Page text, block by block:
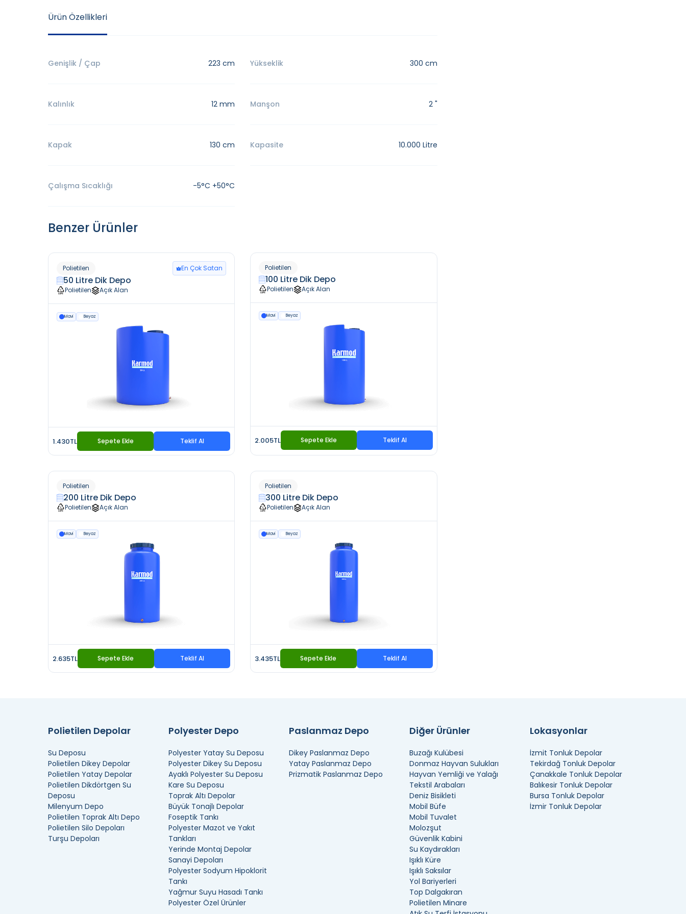
Ürün Özellikleri
Genişlik / Çap 223 cm Yükseklik 300 cm
Kalınlık 12 mm Manşon 2 "
Kapak 130 cm Kapasite 10.000 Litre
Çalışma Sıcaklığı -5°C +50°C
Benzer Ürünler
Polietilen En Çok Satan
50 Litre Dik Depo
Polietilen Açık Alan
Mavi Beyaz
1.430TL Sepete Ekle Teklif Al
Polietilen
100 Litre Dik Depo
Polietilen Açık Alan
Mavi Beyaz
2.005TL Sepete Ekle Teklif Al
Polietilen
200 Litre Dik Depo
Polietilen Açık Alan
Mavi Beyaz
2.635TL Sepete Ekle Teklif Al
Polietilen
300 Litre Dik Depo
Polietilen Açık Alan
Mavi Beyaz
3.435TL Sepete Ekle Teklif Al
Polietilen Depolar
Su Deposu
Polietilen Dikey Depolar
Polietilen Yatay Depolar
Polietilen Dikdörtgen Su
Deposu
Milenyum Depo
Polietilen Toprak Altı Depo
Polietilen Silo Depoları
Turşu Depoları
Polyester Depo
Polyester Yatay Su Deposu
Polyester Dikey Su Deposu
Ayaklı Polyester Su Deposu
Kare Su Deposu
Toprak Altı Depolar
Büyük Tonajlı Depolar
Foseptik Tankı
Polyester Mazot ve Yakıt
Tankları
Yerinde Montaj Depolar
Sanayi Depoları
Polyester Sodyum Hipoklorit
Tankı
Yağmur Suyu Hasadı Tankı
Polyester Özel Ürünler
Paslanmaz Depo
Dikey Paslanmaz Depo
Yatay Paslanmaz Depo
Prizmatik Paslanmaz Depo
Diğer Ürünler
Buzağı Kulübesi
Donmaz Hayvan Sulukları
Hayvan Yemliği ve Yalağı
Tekstil Arabaları
Deniz Bisikleti
Mobil Büfe
Mobil Tuvalet
Molozşut
Güvenlik Kabini
Su Kaydırakları
Işıklı Küre
Işıklı Saksılar
Yol Bariyerleri
Top Dalgakıran
Polietilen Minare
Lokasyonlar
İzmit Tonluk Depolar
Tekirdağ Tonluk Depolar
Çanakkale Tonluk Depolar
Balıkesir Tonluk Depolar
Bursa Tonluk Depolar
İzmir Tonluk Depolar